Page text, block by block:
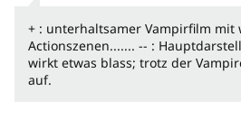
+ : unterhaltsamer Vampirfilm mit
Actionszenen....... -- :
wirkt etwas blass; trotz der
auf.